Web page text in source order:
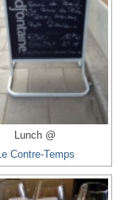
Lunch @
Le Contre-Temps